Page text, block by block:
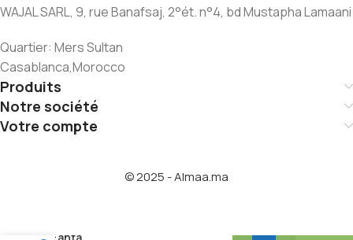
WAJAL SARL, 9, rue Banafsaj, 2°ét. n°4, bd Mustapha Lamaani
Quartier: Mers Sultan
Casablanca,Morocco
Produits
Notre société
Votre compte
© 2025 - Almaa.ma
Fanta